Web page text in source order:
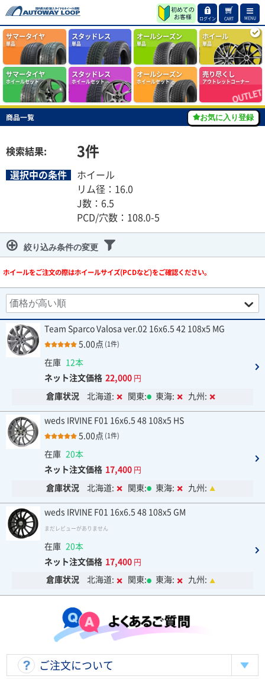
ログイン CART MENU
サマータイヤ
単品
スタッドレス
単品
オールシーズン
単品
ホイール
単品
サマータイヤ
ホイールセット
スタッドレス
ホイールセット
オールシーズン
ホイールセット
売り尽くし
アウトレットコーナー
商品一覧
検索結果: 3件
選択中の条件
ホイール
リム径：16.0
J数：6.5
PCD/穴数：108.0-5
絞り込み条件の変更
ホイールをご注文の際はホイールサイズ(PCDなど)をご確認ください。
お気に入り登録
Team Sparco Valosa ver.02 16x6.5 42 108x5 MG
5.00点 (1件)
在庫 12本
ネット注文価格 22,000 円
倉庫状況 北海道: 関東: 東海: 九州:
weds IRVINE F01 16x6.5 48 108x5 HS
5.00点 (1件)
在庫 20本
ネット注文価格 17,400 円
倉庫状況 北海道: 関東: 東海: 九州:
weds IRVINE F01 16x6.5 48 108x5 GM
まだレビューがありません
在庫 20本
ネット注文価格 17,400 円
倉庫状況 北海道: 関東: 東海: 九州:
ご注文について